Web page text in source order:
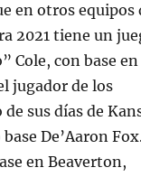
en otros equipos
2021 tiene un
Cole, con base en
jugador de los
sus días de
De’Aaron
en Beaverton,